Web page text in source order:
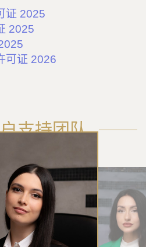
证 2025
2025
可证 2026
支持团队